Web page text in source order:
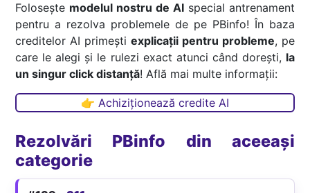
Folosește modelul nostru de AIspecial antrenament
pentru a rezolva problemele de pe PBinfo! În baza
creditelor AI primești explicații pentru probleme, pe
care le alegi și le rulezi exact atunci când dorești, la
un singur click distanță! Află mai multe informații:
👉 Achiziționează credite AI
Rezolvări PBinfo din aceeași
categorie